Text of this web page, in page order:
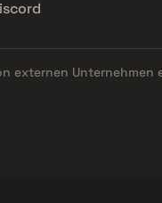
externen Unternehmen